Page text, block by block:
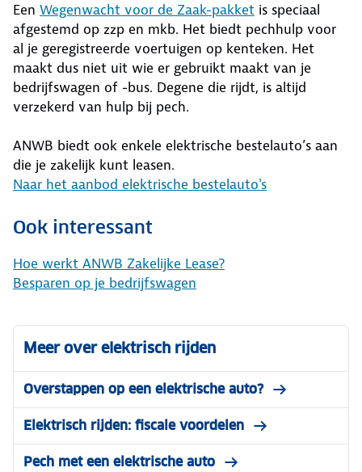
Een Wegenwacht voor de Zaak-pakket is speciaal
afgestemd op zzp en mkb. Het biedt pechhulp voor
al je geregistreerde voertuigen op kenteken. Het
maakt dus niet uit wie er gebruikt maakt van je
bedrijfswagen of -bus. Degene die rijdt, is altijd
verzekerd van hulp bij pech.
ANWB biedt ook enkele elektrische bestelauto’s aan
die je zakelijk kunt leasen.
Naar het aanbod elektrische bestelauto's
Ook interessant
Hoe werkt ANWB Zakelijke Lease?
Besparen op je bedrijfswagen
Meer over elektrisch rijden
Overstappen op een elektrische auto?
Elektrisch rijden: fiscale voordelen
Pech met een elektrische auto